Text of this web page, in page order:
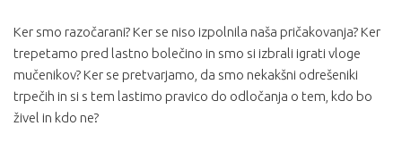
Ker smo razočarani? Ker se niso izpolnila naša pričakovanja? Ker
trepetamo pred lastno bolečino in smo si izbrali igrati vloge
mučenikov? Ker se pretvarjamo, da smo nekakšni odrešeniki
trpečih in si s tem lastimo pravico do odločanja o tem, kdo bo
živel in kdo ne?